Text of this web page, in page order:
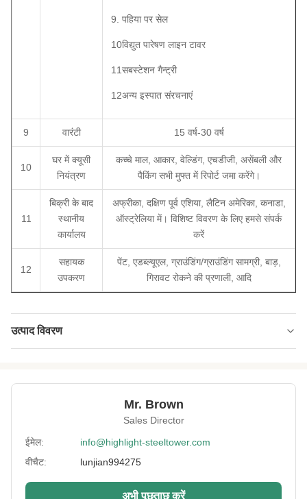
9. पहिया पर सेल
10विद्युत पारेषण लाइन टावर
11सबस्टेशन गैन्ट्री
12अन्य इस्पात संरचनाएं
9 वारंटी 15 वर्ष-30 वर्ष
10
घर में क्यूसी
नियंत्रण
कच्चे माल, आकार, वेल्डिंग, एचडीजी, असेंबली और
पैकिंग सभी मुफ्त में रिपोर्ट जमा करेंगे।
11
बिक्री के बाद
स्थानीय
कार्यालय
अफ्रीका, दक्षिण पूर्व एशिया, लैटिन अमेरिका, कनाडा,
ऑस्ट्रेलिया में। विशिष्ट विवरण के लिए हमसे संपर्क
करें
12
सहायक
उपकरण
पेंट, एडब्ल्यूएल, ग्राउंडिंग/ग्राउंडिंग सामग्री, बाड़,
गिरावट रोकने की प्रणाली, आदि
उत्पाद विवरण
Material: जीबी Q235 या Q355
Advanced
Equipment:
2,400 टन और लेजर कटिंग मशीन, ऑटो वाल्डिंग मशीनें
Height: 0-200मी
Mr. Brown
Sales Director
ईमेल:
info@highlight-steeltower.com
वीचैट:
lunjian994275
अभी पूछताछ करें